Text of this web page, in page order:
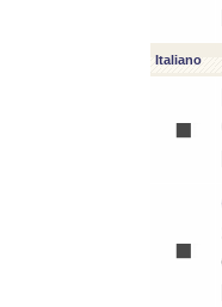
Italiano